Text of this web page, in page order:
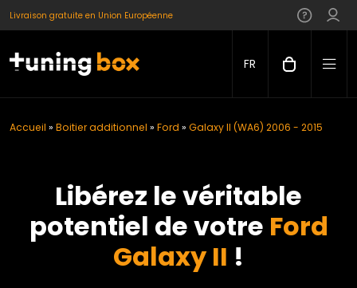
Livraison gratuite en Union Européenne
FR
Accueil » Boitier additionnel » Ford » Galaxy II (WA6) 2006 - 2015
Libérez le véritable
potentiel de votre Ford
Galaxy II !